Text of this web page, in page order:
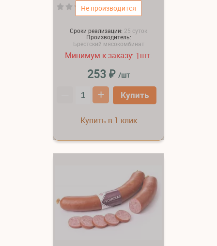
Не производится
(0)
Сроки реализации: 25 суток
Производитель:
Брестский мясокомбинат
Минимум к заказу: 1шт.
253₽ /шт
+ Купить
Купить в 1 клик